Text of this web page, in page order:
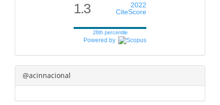
1.3
2022
CiteScore
28th percentile
Powered by
@acinnacional